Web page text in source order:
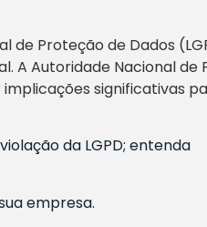
de Proteção de Dados
A Autoridade Nacional de
significativas
da LGPD; entenda
empresa.